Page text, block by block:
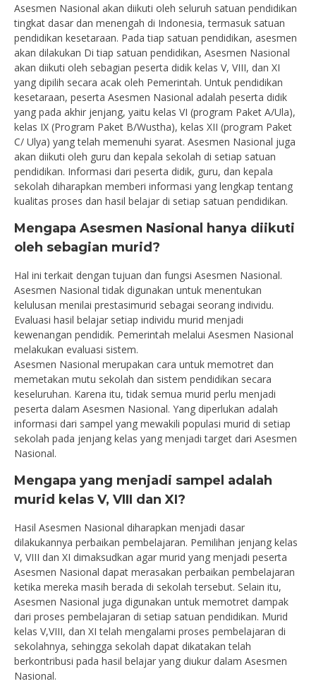
Asesmen Nasional akan diikuti oleh seluruh satuan pendidikan
tingkat dasar dan menengah di Indonesia, termasuk satuan
pendidikan kesetaraan. Pada tiap satuan pendidikan, asesmen
akan dilakukan Di tiap satuan pendidikan, Asesmen Nasional
akan diikuti oleh sebagian peserta didik kelas V, VIII, dan XI
yang dipilih secara acak oleh Pemerintah. Untuk pendidikan
kesetaraan, peserta Asesmen Nasional adalah peserta didik
yang pada akhir jenjang, yaitu kelas VI (program Paket A/Ula),
kelas IX (Program Paket B/Wustha), kelas XII (program Paket
C/ Ulya) yang telah memenuhi syarat. Asesmen Nasional juga
akan diikuti oleh guru dan kepala sekolah di setiap satuan
pendidikan. Informasi dari peserta didik, guru, dan kepala
sekolah diharapkan memberi informasi yang lengkap tentang
kualitas proses dan hasil belajar di setiap satuan pendidikan.
Mengapa Asesmen Nasional hanya diikuti
oleh sebagian murid?
Hal ini terkait dengan tujuan dan fungsi Asesmen Nasional.
Asesmen Nasional tidak digunakan untuk menentukan
kelulusan menilai prestasimurid sebagai seorang individu.
Evaluasi hasil belajar setiap individu murid menjadi
kewenangan pendidik. Pemerintah melalui Asesmen Nasional
melakukan evaluasi sistem.
Asesmen Nasional merupakan cara untuk memotret dan
memetakan mutu sekolah dan sistem pendidikan secara
keseluruhan. Karena itu, tidak semua murid perlu menjadi
peserta dalam Asesmen Nasional. Yang diperlukan adalah
informasi dari sampel yang mewakili populasi murid di setiap
sekolah pada jenjang kelas yang menjadi target dari Asesmen
Nasional.
Mengapa yang menjadi sampel adalah
murid kelas V, VIII dan XI?
Hasil Asesmen Nasional diharapkan menjadi dasar
dilakukannya perbaikan pembelajaran. Pemilihan jenjang kelas
V, VIII dan XI dimaksudkan agar murid yang menjadi peserta
Asesmen Nasional dapat merasakan perbaikan pembelajaran
ketika mereka masih berada di sekolah tersebut. Selain itu,
Asesmen Nasional juga digunakan untuk memotret dampak
dari proses pembelajaran di setiap satuan pendidikan. Murid
kelas V,VIII, dan XI telah mengalami proses pembelajaran di
sekolahnya, sehingga sekolah dapat dikatakan telah
berkontribusi pada hasil belajar yang diukur dalam Asesmen
Nasional.